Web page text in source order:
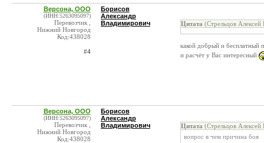
Версона, ООО
(ИНН:5263095097)
Перевозчик ,
Нижний Новгород
Код:438028
#4
Борисов
Александр
Владимирович
Цитата (Стрельцов
какой добрый и бесплатный
и расчёт у Вас интересный
Версона, ООО
(ИНН:5263095097)
Перевозчик ,
Нижний Новгород
Код:438028
Борисов
Александр
Владимирович
Цитата (Стрельцов
вопрос в чем причина боя